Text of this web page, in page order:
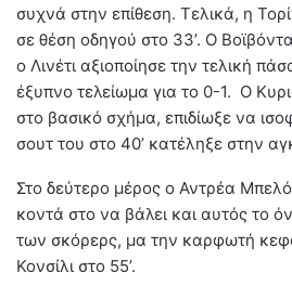
συχνά στην επίθεση. Τελικά, η
σε θέση οδηγού στο 33’. Ο
ο Λινέτι αξιοποίησε την τελική
έξυπνο τελείωμα για το 0-1. Ο
στο βασικό σχήμα, επιδίωξε να
σουτ του στο 40’ κατέληξε στην
Στο δεύτερο μέρος ο Αντρέα
κοντά στο να βάλει και αυτός το
των σκόρερς, μα την καρφωτή
Κονσίλι στο 55’.